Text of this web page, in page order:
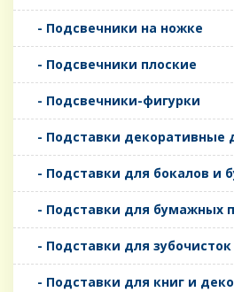
- Подсвечники на ножке
- Подсвечники плоские
- Подсвечники-фигурки
- Подставки декоративные
- Подставки для бокалов и
- Подставки для бумажных
- Подставки для зубочисток
- Подставки для книг и